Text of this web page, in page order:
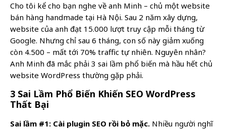
Cho tôi kể cho bạn nghe về anh Minh – chủ một website
bán hàng handmade tại Hà Nội. Sau 2 năm xây dựng,
website của anh đạt 15.000 lượt truy cập mỗi tháng từ
Google. Nhưng chỉ sau 6 tháng, con số này giảm xuống
còn 4.500 – mất tới 70% traffic tự nhiên. Nguyên nhân?
Anh Minh đã mắc phải 3 sai lầm phổ biến mà hầu hết chủ
website WordPress thường gặp phải.
3 Sai Lầm Phổ Biến Khiến SEO WordPress
Thất Bại
Sai lầm #1: Cài plugin SEO rồi bỏ mặc. Nhiều người nghĩ